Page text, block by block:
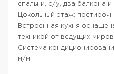
спальни, с/у, два балкона и
Цокольный этаж:
Встроенная кухня
техникой от ведущих
Система
м/м.